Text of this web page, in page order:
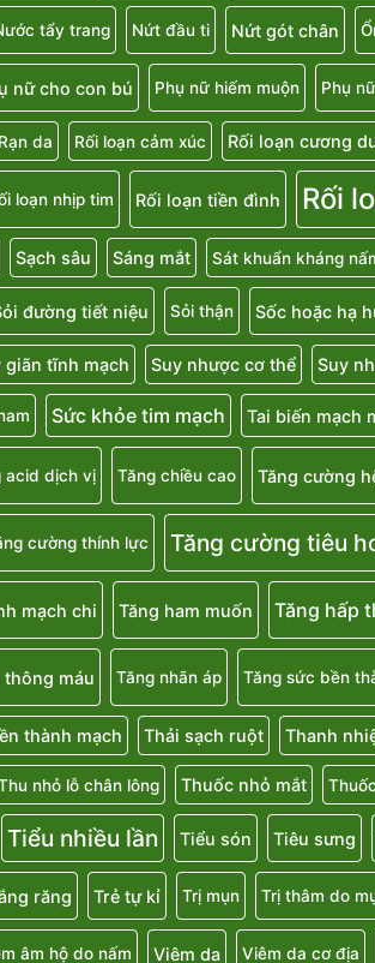
tẩy trang Nứt đầu ti Nứt gót chân
nữ cho con bú Phụ nữ hiếm muộn Phụ
Rạn da Rối loạn cảm xúc Rối loạn cương
loạn nhịp tim Rối loạn tiền đình Rối
Sạch sâu Sáng mắt Sát khuẩn kháng
đường tiết niệu Sỏi thận Sốc hoặc hạ
giãn tĩnh mạch Suy nhược cơ thể Suy
Sức khỏe tim mạch Tai biến mạch
acid dịch vị Tăng chiều cao Tăng cường
cường thính lực Tăng cường tiêu
mạch chi Tăng ham muốn Tăng hấp
thông máu Tăng nhãn áp Tăng sức bền
thành mạch Thải sạch ruột Thanh
nhỏ lỗ chân lông Thuốc nhỏ mắt
Tiểu nhiều lần Tiểu són Tiêu sưng
răng Trẻ tự kỉ Trị mụn Trị thâm do
âm hộ do nấm Viêm da Viêm da cơ địa